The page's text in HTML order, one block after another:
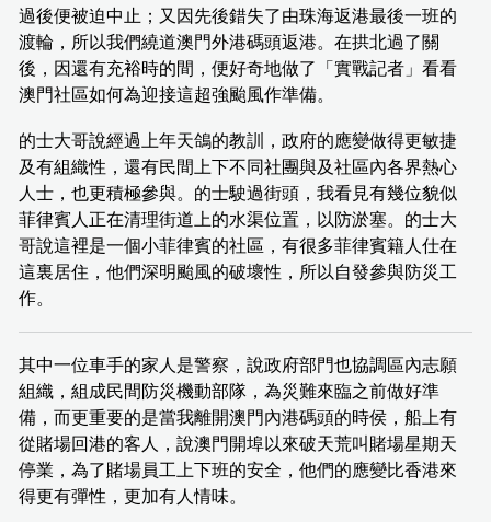
過後便被迫中止；又因先後錯失了由珠海返港最後一班的
渡輪，所以我們繞道澳門外港碼頭返港。在拱北過了關
後，因還有充裕時的間，便好奇地做了「實戰記者」看看
澳門社區如何為迎接這超強颱風作準備。
的士大哥說經過上年天鴿的教訓，政府的應變做得更敏捷
及有組織性，還有民間上下不同社團與及社區內各界熱心
人士，也更積極參與。的士駛過街頭，我看見有幾位貌似
菲律賓人正在清理街道上的水渠位置，以防淤塞。的士大
哥說這裡是一個小菲律賓的社區，有很多菲律賓籍人仕在
這裏居住，他們深明颱風的破壞性，所以自發參與防災工
作。
其中一位車手的家人是警察，說政府部門也協調區內志願
組織，組成民間防災機動部隊，為災難來臨之前做好準
備，而更重要的是當我離開澳門內港碼頭的時侯，船上有
從賭場回港的客人，說澳門開埠以來破天荒叫賭場星期天
停業，為了賭場員工上下班的安全，他們的應變比香港來
得更有彈性，更加有人情味。